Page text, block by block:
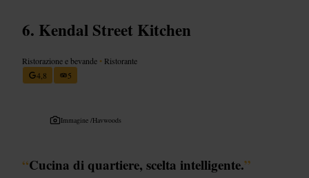
Kendal Street Kitchen
Ristorazione e bevande • Ristorante
4,8
5
Immagine /Havwoods
“Cucina di quartiere, scelta intelligente.”